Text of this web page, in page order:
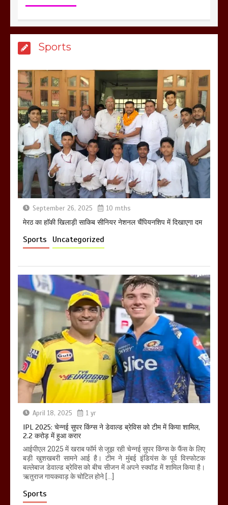
होलिका रखने पर लात मार कर होलिका को किया
तहस नहस,मोहल्ले वालों के साथ की गई गाली
गलोच ,कहा अगर रखी गई होली तो होगा खून
खराबा,
March 11, 2025
Sports
September 26, 2025 10 mths
मेरठ का हाॅकी खिलाड़ी साकिब सीनियर नेशनल चैंपियनशिप में दिखाएगा दम
Sports Uncategorized
April 18, 2025 1 yr
IPL 2025: चेन्नई सुपर किंग्स ने डेवाल्ड ब्रेविस को टीम में किया शामिल,
2.2 करोड़ में हुआ करार
आईपीएल 2025 में खराब फॉर्म से जूझ रही चेन्नई सुपर किंग्स के फैंस के लिए
बड़ी खुशखबरी सामने आई है। टीम ने मुंबई इंडियंस के पूर्व विस्फोटक
बल्लेबाज डेवाल्ड ब्रेविस को बीच सीजन में अपने स्क्वॉड में शामिल किया है।
ऋतुराज गायकवाड़ के चोटिल होने […]
Sports